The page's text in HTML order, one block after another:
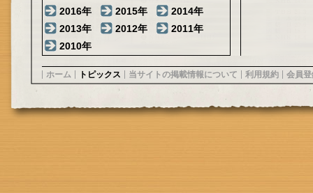
2016年
2015年
2014年
2013年
2012年
2011年
2010年
ホーム トピックス 当サイトの掲載情報について 利用規約 会員